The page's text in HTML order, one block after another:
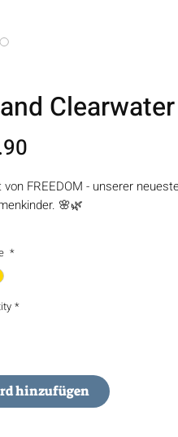
Clearwater
Price
FREEDOM - unserer
🌸🌿
Ansatz.
und Sorgfalt aus wertvollem
an den Küsten
🌊♻️
die Schönheit der Natur feiern,
Umwelt zu schützen. Unsere
und bewusstes Handeln.
*
*
hinzufügen